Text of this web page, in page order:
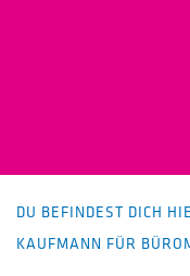
DU BEFINDEST DICH
KAUFMANN FÜR